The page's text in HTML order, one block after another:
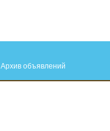
Архив объявлений